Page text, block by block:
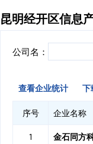
昆明经开区信息
公司名：
查看企业统计 下
序号 企业名称
1 金石同方